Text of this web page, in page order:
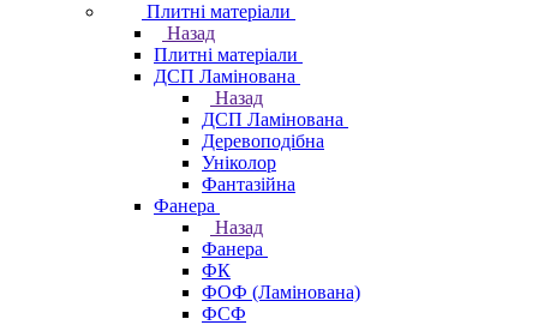
Плитні матеріали
Назад
Плитні матеріали
ДСП Ламінована
Назад
ДСП Ламінована
Деревоподібна
Уніколор
Фантазійна
Фанера
Назад
Фанера
ФК
ФОФ (Ламінована)
ФСФ